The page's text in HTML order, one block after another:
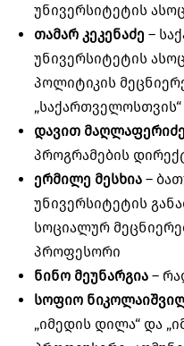
უნივერსიტეტის
თამარ კეკენაძე –
უნივერსიტეტის
პოლიტიკის
დავით მაღლაფერიძე
პროგრამების
ერმილე მესხია –
უნივერსიტეტის
სოციალურ
პროფესორი
ნინო მეუნარგია –
სოფიო
„იმედის დილა“ და